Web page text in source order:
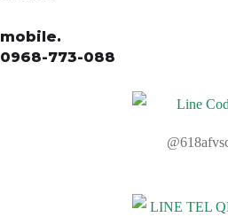
mobile.
0968-773-088